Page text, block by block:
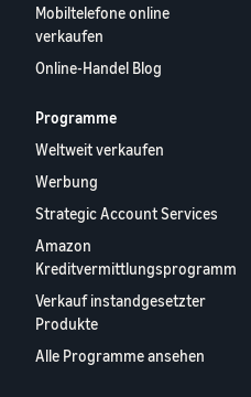
Mobiltelefone online
verkaufen
Online-Handel Blog
Programme
Weltweit verkaufen
Werbung
Strategic Account Services
Amazon
Kreditvermittlungsprogramm
Verkauf instandgesetzter
Produkte
Alle Programme ansehen